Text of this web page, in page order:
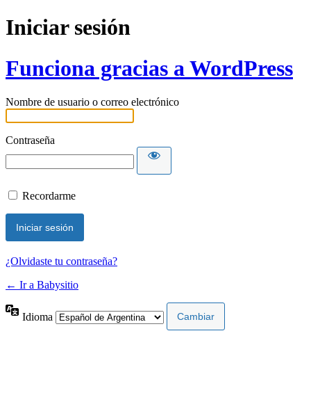
Iniciar sesión
Funciona gracias a WordPress
Nombre de usuario o correo electrónico
Contraseña
Recordarme
¿Olvidaste tu contraseña?
← Ir a Babysitio
Idioma